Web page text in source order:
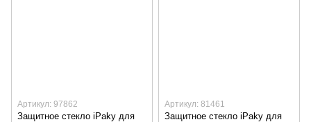
Артикул: 97862
Защитное стекло iPaky для
Артикул: 81461
Защитное стекло iPaky для